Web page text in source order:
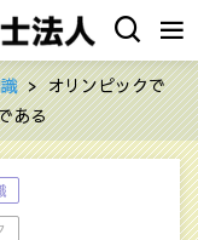
オリンピックで
ある